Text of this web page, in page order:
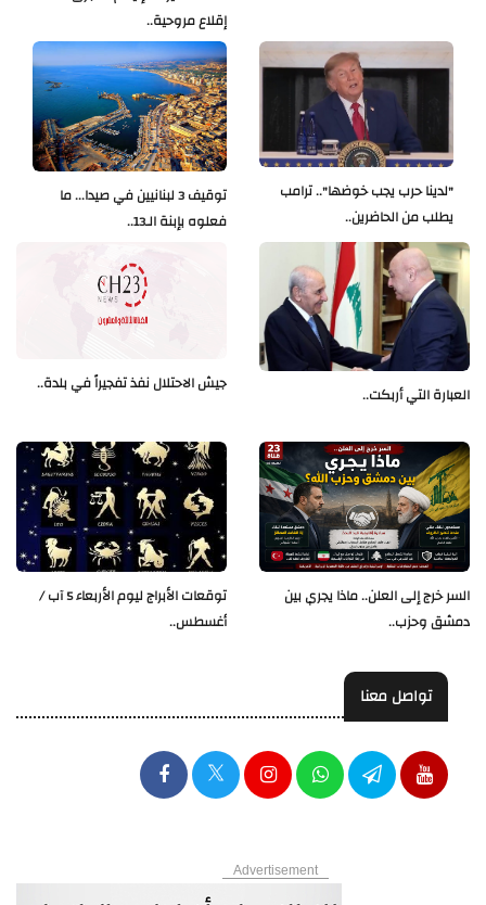
إقلاع مروحية..
توقيف 3 لبنانيين في صيدا... ما
فعلوه بإبنة الـ13..
"لدينا حرب يجب خوضها".. ترامب
يطلب من الحاضرين..
جيش الاحتلال نفذ تفجيراً في بلدة.. العبارة التي أربكت..
توقعات الأبراج ليوم الأربعاء 5 آب /
أغسطس..
السر خرج إلى العلن.. ماذا يجري بين
دمشق وحزب..
تواصل معنا
Advertisement